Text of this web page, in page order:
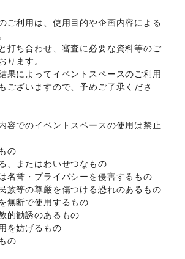
ご利用は、使用目的や企画内容による
打ち合わせ、審査に必要な資料等のご
ります。
果によってイベントスペースのご利用
ございますので、予めご了承くださ
容でのイベントスペースの使用は禁止
の
、またはわいせつなもの
名誉・プライバシーを侵害するもの
族等の尊厳を傷つける恐れのあるもの
無断で使用するもの
的勧誘のあるもの
を妨げるもの
の